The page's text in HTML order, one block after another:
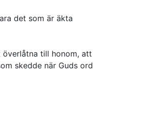
det som är äkta
till honom, att
skedde när Guds ord